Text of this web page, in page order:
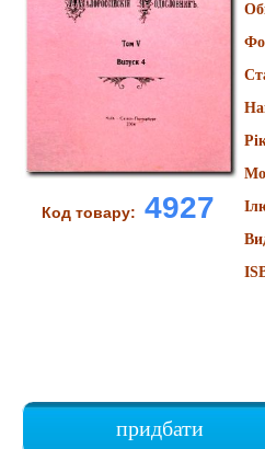
Код товару: 4927
придбати